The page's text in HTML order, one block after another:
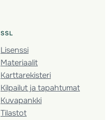
SSL
Lisenssi
Materiaalit
Karttarekisteri
Kilpailut ja tapahtumat
Kuvapankki
Tilastot